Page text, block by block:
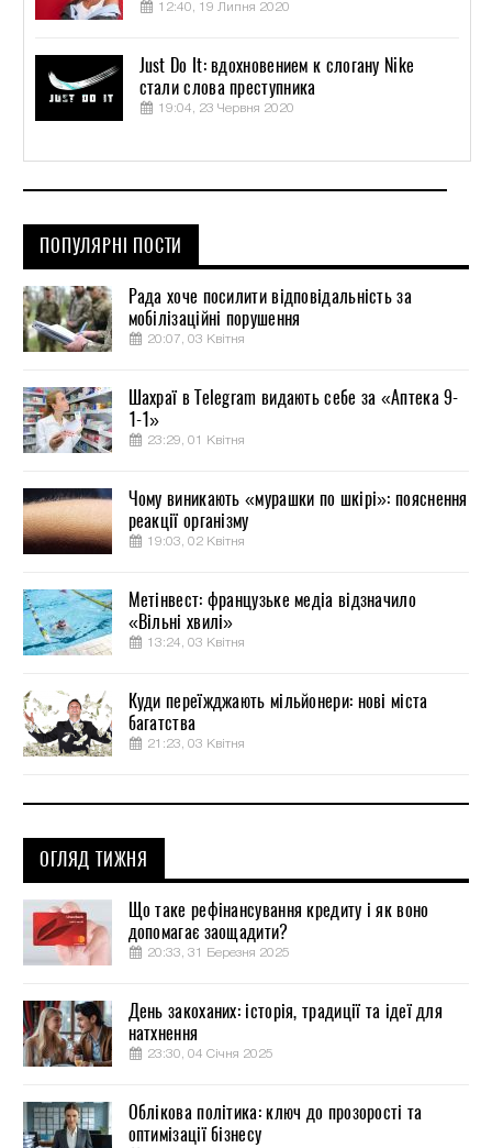
12:40, 19 Липня 2020
Just Do It: вдохновением к слогану Nike
стали слова преступника
19:04, 23 Червня 2020
ПОПУЛЯРНІ ПОСТИ
Рада хоче посилити відповідальність за
мобілізаційні порушення
20:07, 03 Квітня
Шахраї в Telegram видають себе за «Аптека 9-
1-1»
23:29, 01 Квітня
Чому виникають «мурашки по шкірі»: пояснення
реакції організму
19:03, 02 Квітня
Метінвест: французьке медіа відзначило
«Вільні хвилі»
13:24, 03 Квітня
Куди переїжджають мільйонери: нові міста
багатства
21:23, 03 Квітня
ОГЛЯД ТИЖНЯ
Що таке рефінансування кредиту і як воно
допомагає заощадити?
20:33, 31 Березня 2025
День закоханих: історія, традиції та ідеї для
натхнення
23:30, 04 Січня 2025
Облікова політика: ключ до прозорості та
оптимізації бізнесу